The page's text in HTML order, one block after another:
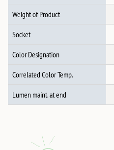
Weight of Product
Socket
Color Designation
Correlated Color Temp.
Lumen maint. at end